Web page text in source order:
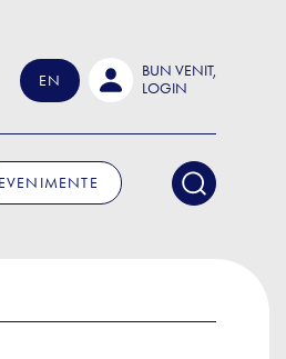
EN
BUN VENIT,
LOGIN
EVENIMENTE